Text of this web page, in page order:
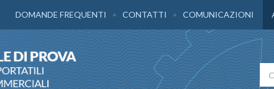
DOMANDE FREQUENTI CONTATTI COMUNICAZIONI